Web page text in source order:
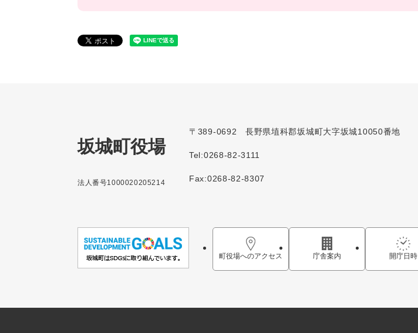
坂城町役場
法人番号1000020205214
〒389-0692 長野県埴科郡坂城町大字坂城10050番地
Tel:0268-82-3111
Fax:0268-82-8307
町役場へのアクセス 庁舎案内 開庁日時